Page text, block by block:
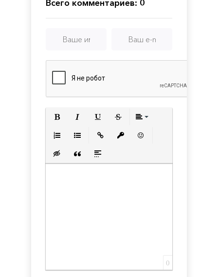
Всего комментариев: 0
Вставка скрытого текста
Вставка цитаты
Вставка спойлера
0